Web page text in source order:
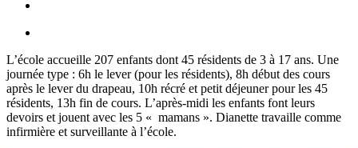
L’école accueille 207 enfants dont 45 résidents de 3 à 17 ans. Une
journée type : 6h le lever (pour les résidents), 8h début des cours
après le lever du drapeau, 10h récré et petit déjeuner pour les 45
résidents, 13h fin de cours. L’après-midi les enfants font leurs
devoirs et jouent avec les 5 « mamans ». Dianette travaille comme
infirmière et surveillante à l’école.